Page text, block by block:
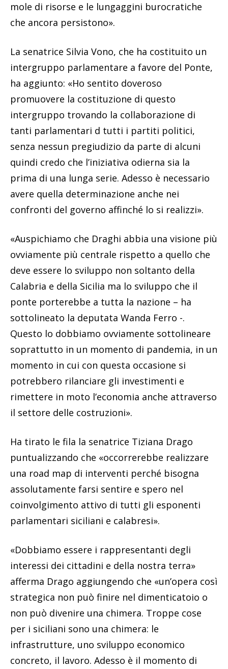
mole di risorse e le lungaggini burocratiche
che ancora persistono».
La senatrice Silvia Vono, che ha costituito un
intergruppo parlamentare a favore del Ponte,
ha aggiunto: «Ho sentito doveroso
promuovere la costituzione di questo
intergruppo trovando la collaborazione di
tanti parlamentari d tutti i partiti politici,
senza nessun pregiudizio da parte di alcuni
quindi credo che l’iniziativa odierna sia la
prima di una lunga serie. Adesso è necessario
avere quella determinazione anche nei
confronti del governo affinché lo si realizzi».
«Auspichiamo che Draghi abbia una visione più
ovviamente più centrale rispetto a quello che
deve essere lo sviluppo non soltanto della
Calabria e della Sicilia ma lo sviluppo che il
ponte porterebbe a tutta la nazione – ha
sottolineato la deputata Wanda Ferro -.
Questo lo dobbiamo ovviamente sottolineare
soprattutto in un momento di pandemia, in un
momento in cui con questa occasione si
potrebbero rilanciare gli investimenti e
rimettere in moto l’economia anche attraverso
il settore delle costruzioni».
Ha tirato le fila la senatrice Tiziana Drago
puntualizzando che «occorrerebbe realizzare
una road map di interventi perché bisogna
assolutamente farsi sentire e spero nel
coinvolgimento attivo di tutti gli esponenti
parlamentari siciliani e calabresi».
«Dobbiamo essere i rappresentanti degli
interessi dei cittadini e della nostra terra»
afferma Drago aggiungendo che «un’opera così
strategica non può finire nel dimenticatoio o
non può divenire una chimera. Troppe cose
per i siciliani sono una chimera: le
infrastrutture, uno sviluppo economico
concreto, il lavoro. Adesso è il momento di